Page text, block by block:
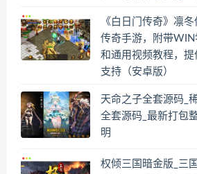
《白日门传奇》凛
传奇手游，附带
和通用视频教程，
支持（安卓版）
天命之子全套源码_
全套源码_最新打包
明
权倾三国暗金版_三